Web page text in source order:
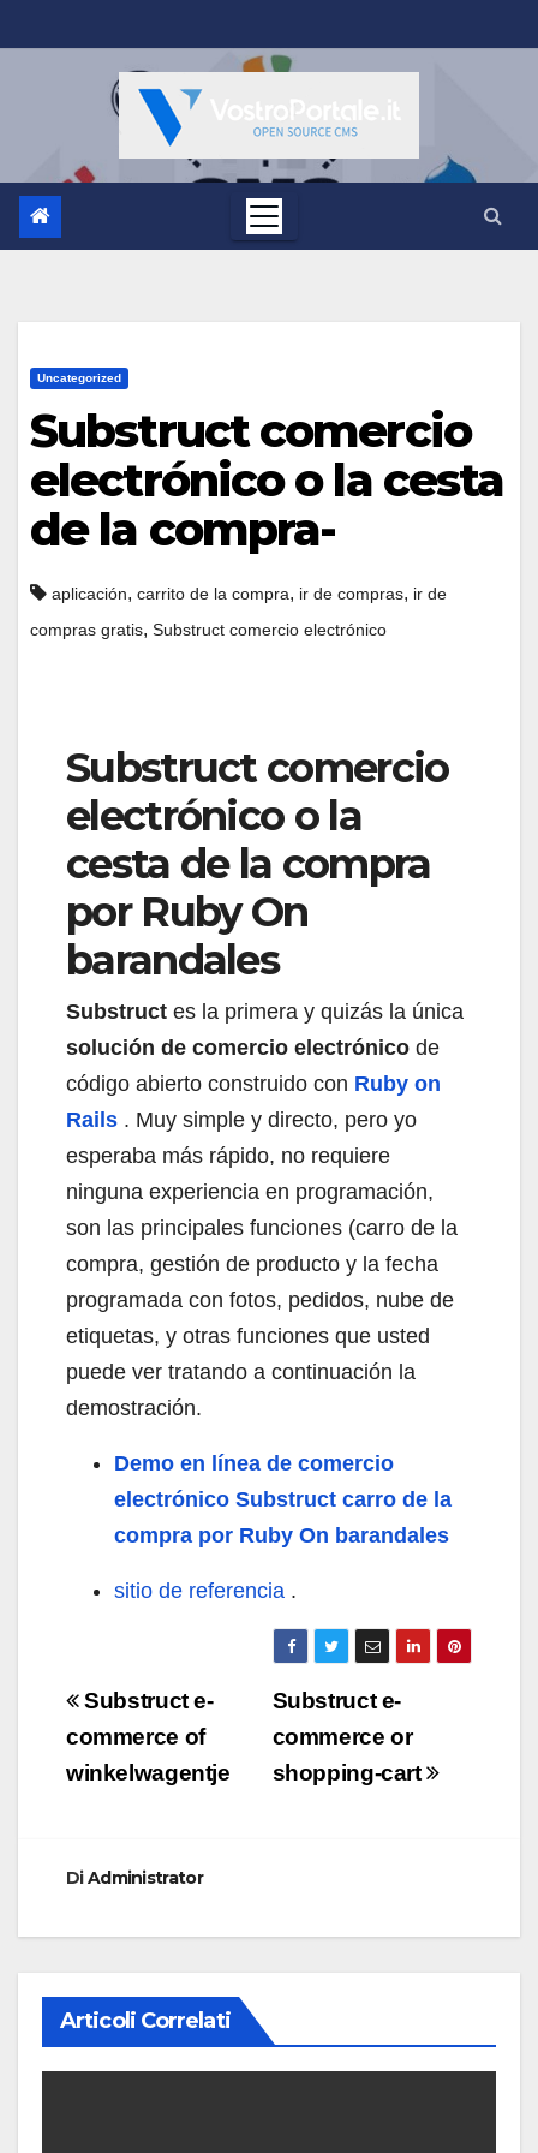
al
Uncategorized
Substruct comercio
electrónico o la cesta
de la compra-
aplicación, carrito de la compra, ir de compras, ir de
compras gratis, Substruct comercio electrónico
Substruct comercio
electrónico o la
cesta de la compra
por Ruby On
barandales
Substruct es la primera y quizás la única
solución de comercio electrónico de
código abierto construido con Ruby on
Rails . Muy simple y directo, pero yo
esperaba más rápido, no requiere
ninguna experiencia en programación,
son las principales funciones (carro de la
compra, gestión de producto y la fecha
programada con fotos, pedidos, nube de
etiquetas, y otras funciones que usted
puede ver tratando a continuación la
demostración.
Demo en línea de comercio
electrónico Substruct carro de la
compra por Ruby On barandales
sitio de referencia .
Navigazione
articoli
Substruct e-
commerce or
shopping-cart
Substruct e-
commerce of
winkelwagentje
DiAdministrator
Articoli Correlati